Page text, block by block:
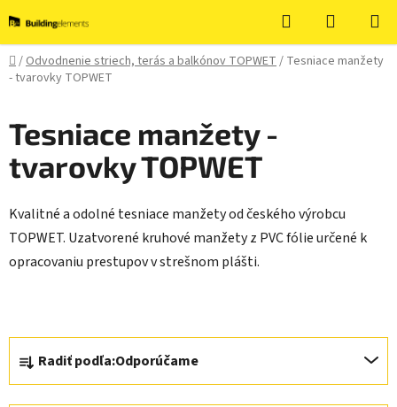
na
obsah
Hľadať
KOŠÍK
Domov
/Odvodnenie striech, terás a balkónov TOPWET/ Tesniace manžety
- tvarovky TOPWET
Tesniace manžety -
tvarovky TOPWET
Kvalitné a odolné tesniace manžety od českého výrobcu
TOPWET. Uzatvorené kruhové manžety z PVC fólie určené k
opracovaniu prestupov v strešnom plášti.
a
d
Radiť podľa:Odporúčame